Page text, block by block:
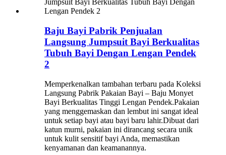
Baju Bayi Pabrik Penjualan
Langsung Jumpsuit Bayi Berkualitas
Tubuh Bayi Dengan Lengan Pendek
2
Memperkenalkan tambahan terbaru pada Koleksi
Langsung Pabrik Pakaian Bayi – Baju Monyet
Bayi Berkualitas Tinggi Lengan Pendek.Pakaian
yang menggemaskan dan lembut ini sangat ideal
untuk setiap bayi atau bayi baru lahir.Dibuat dari
katun murni, pakaian ini dirancang secara unik
untuk kulit sensitif bayi Anda, memastikan
kenyamanan dan keamanannya.